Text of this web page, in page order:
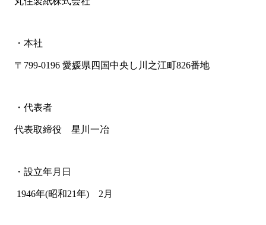
・本社
〒799-0196 愛媛県四国中央し川之江町826番地
・代表者
代表取締役 星川一冶
・設立年月日
1946年(昭和21年) 2月